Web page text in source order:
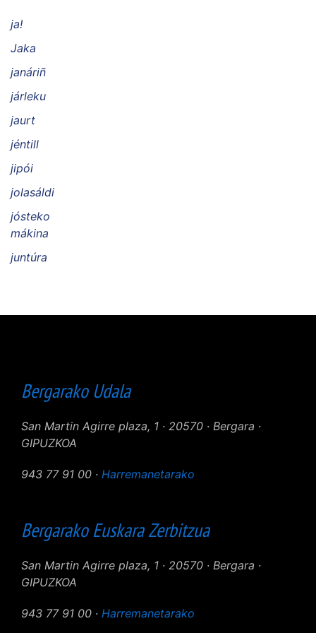
ja!
Jaka
janáriñ
járleku
jaurt
jéntill
jipói
jolasáldi
jósteko
mákina
juntúra
Bergarako Udala
San Martin Agirre plaza, 1 · 20570 · Bergara ·
GIPUZKOA
943 77 91 00 · Harremanetarako
Bergarako Euskara Zerbitzua
San Martin Agirre plaza, 1 · 20570 · Bergara ·
GIPUZKOA
943 77 91 00 · Harremanetarako